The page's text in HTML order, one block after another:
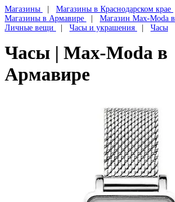
Магазины
Магазины в Краснодарском крае
Магазины в Армавире
Магазин Max-Moda
Личные вещи
Часы и украшения Часы
Часы | Max-Moda в
Армавире